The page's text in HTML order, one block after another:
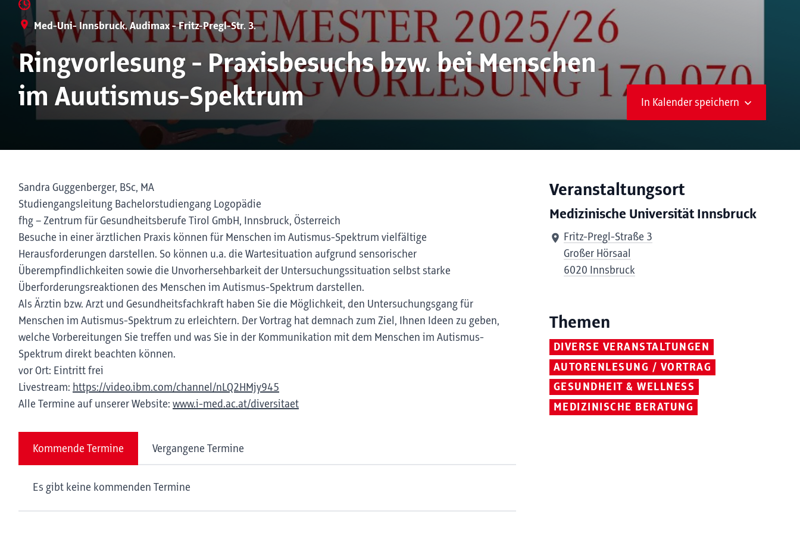
Med-Uni- Innsbruck, Audimax - Fritz-Pregl-Str. 3.
Ringvorlesung - Praxisbesuchs bzw. bei Menschen
im Auutismus-Spektrum
In Kalender speichern
Sandra Guggenberger, BSc, MA
Studiengangsleitung Bachelorstudiengang Logopädie
fhg – Zentrum für Gesundheitsberufe Tirol GmbH, Innsbruck, Österreich
Besuche in einer ärztlichen Praxis können für Menschen im Autismus-Spektrum vielfältige
Herausforderungen darstellen. So können u.a. die Wartesituation aufgrund sensorischer
Überempfindlichkeiten sowie die Unvorhersehbarkeit der Untersuchungssituation selbst starke
Überforderungsreaktionen des Menschen im Autismus-Spektrum darstellen.
Als Ärztin bzw. Arzt und Gesundheitsfachkraft haben Sie die Möglichkeit, den Untersuchungsgang für
Menschen im Autismus-Spektrum zu erleichtern. Der Vortrag hat demnach zum Ziel, Ihnen Ideen zu geben,
welche Vorbereitungen Sie treffen und was Sie in der Kommunikation mit dem Menschen im Autismus-
Spektrum direkt beachten können.
vor Ort: Eintritt frei
Livestream: https://video.ibm.com/channel/nLQ2HMjy945
Alle Termine auf unserer Website: www.i-med.ac.at/diversitaet
Kommende Termine Vergangene Termine
Es gibt keine kommenden Termine
Veranstaltungsort
Medizinische Universität Innsbruck
Fritz-Pregl-Straße 3
Großer Hörsaal
6020 Innsbruck
Themen
DIVERSE VERANSTALTUNGEN
AUTORENLESUNG / VORTRAG
GESUNDHEIT & WELLNESS
MEDIZINISCHE BERATUNG